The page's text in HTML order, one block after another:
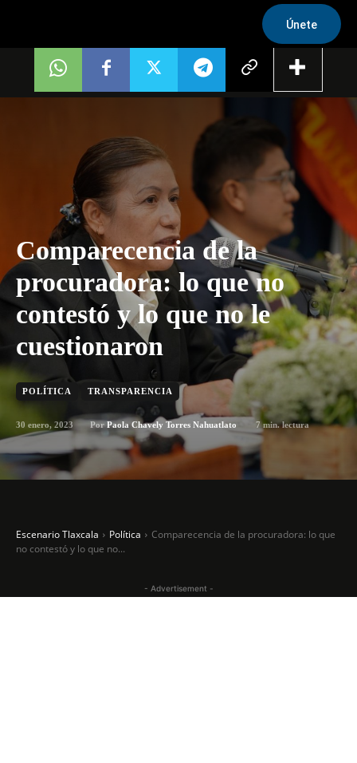
Únete
Comparecencia de la
procuradora: lo que no
contestó y lo que no le
cuestionaron
POLÍTICA TRANSPARENCIA
30 enero, 2023 Por Paola Chavely Torres Nahuatlato 7min. lectura
Escenario Tlaxcala Política
Comparecencia de la procuradora: lo que
no contestó y lo que no...
- Advertisement -